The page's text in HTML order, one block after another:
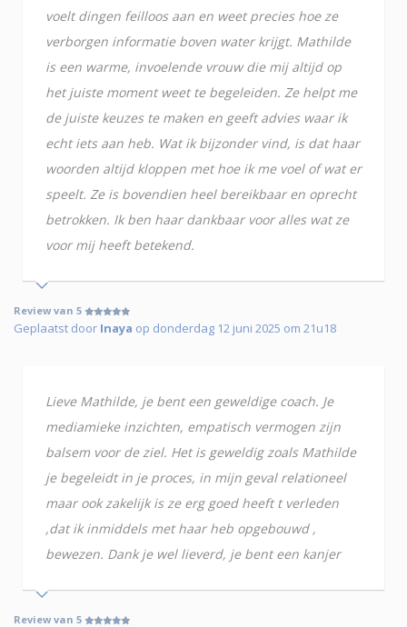
voelt dingen feilloos aan en weet precies hoe ze
verborgen informatie boven water krijgt. Mathilde
is een warme, invoelende vrouw die mij altijd op
het juiste moment weet te begeleiden. Ze helpt me
de juiste keuzes te maken en geeft advies waar ik
echt iets aan heb. Wat ik bijzonder vind, is dat haar
woorden altijd kloppen met hoe ik me voel of wat er
speelt. Ze is bovendien heel bereikbaar en oprecht
betrokken. Ik ben haar dankbaar voor alles wat ze
voor mij heeft betekend.
Review van 5
Geplaatst door Inaya op donderdag 12 juni 2025 om 21u18
Lieve Mathilde, je bent een geweldige coach. Je
mediamieke inzichten, empatisch vermogen zijn
balsem voor de ziel. Het is geweldig zoals Mathilde
je begeleidt in je proces, in mijn geval relationeel
maar ook zakelijk is ze erg goed heeft t verleden
,dat ik inmiddels met haar heb opgebouwd ,
bewezen. Dank je wel lieverd, je bent een kanjer
Review van 5